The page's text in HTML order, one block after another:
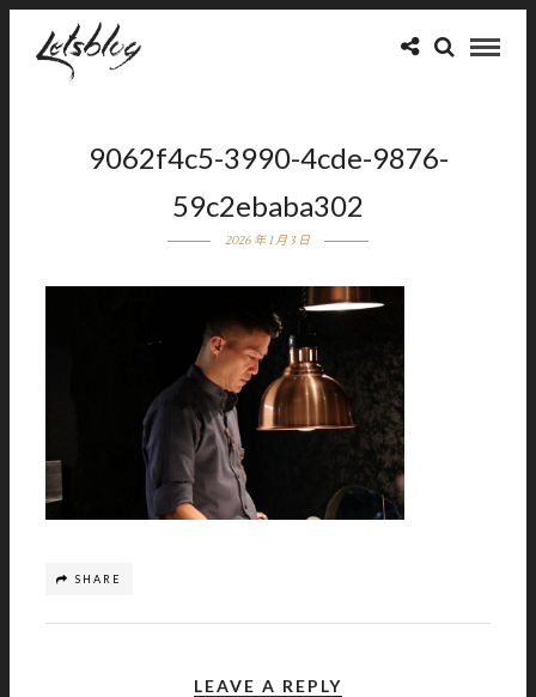
9062f4c5-3990-4cde-9876-
59c2ebaba302
2026 年 1 月 3 日
SHARE
LEAVE A REPLY